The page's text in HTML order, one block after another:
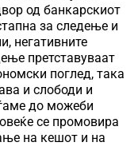
од банкарскиот
за следење и
негативните
претставуваат
поглед, така
и слободи и
до можеби
се промовира
на кешот и на